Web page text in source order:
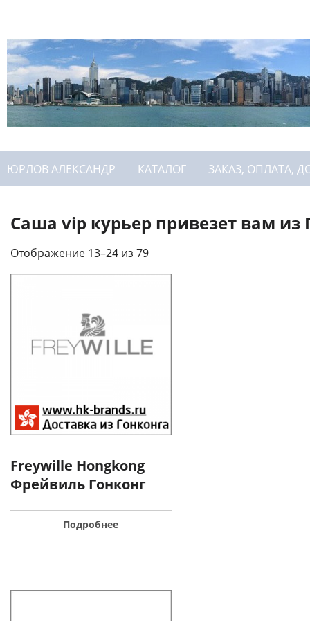
ЮРЛОВ АЛЕКСАНДР КАТАЛОГ ЗАКАЗ, ОПЛАТА,
Саша vip курьер привезет вам из
Отображение 13–24 из 79
Freywille Hongkong
Фрейвиль Гонконг
Подробнее